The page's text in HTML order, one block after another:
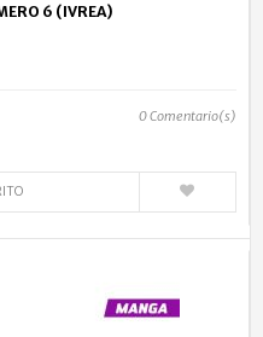
6 (IVREA)
0Comentario(s)